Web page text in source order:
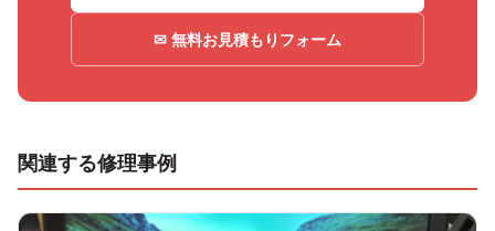
✉ 無料お見積もりフォーム
関連する修理事例